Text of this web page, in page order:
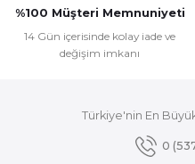
%100 Müşteri Memnuniyeti
14 Gün içerisinde kolay iade ve
değişim imkanı
Türkiye'nin En
0